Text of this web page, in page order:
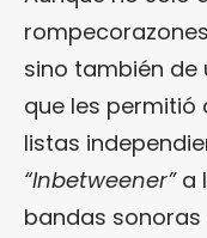
sino también de
que les permitió
listas
“Inbetweener”a
bandas